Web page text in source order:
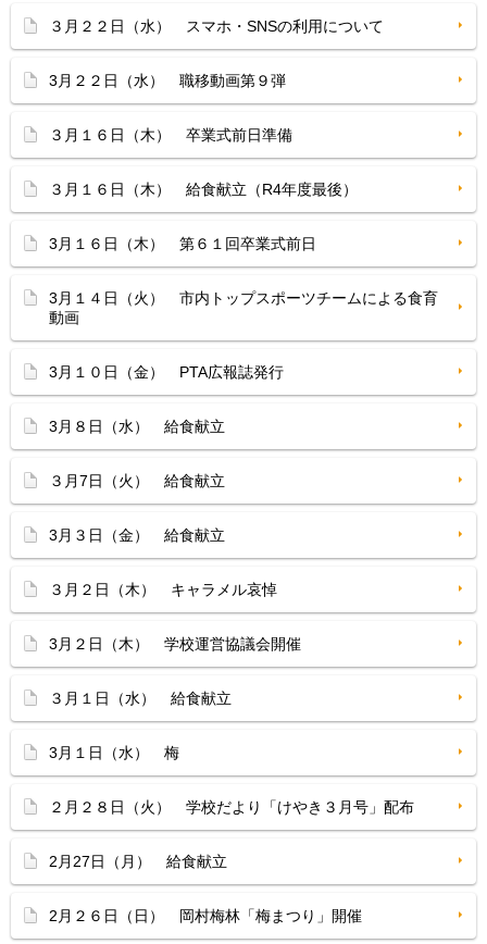
３月２２日（水） スマホ・SNSの利用について
3月２２日（水） 職移動画第９弾
３月１６日（木） 卒業式前日準備
３月１６日（木） 給食献立（R4年度最後）
3月１６日（木） 第６１回卒業式前日
3月１４日（火） 市内トップスポーツチームによる食育
動画
3月１０日（金） PTA広報誌発行
3月８日（水） 給食献立
３月7日（火） 給食献立
3月３日（金） 給食献立
３月２日（木） キャラメル哀悼
3月２日（木） 学校運営協議会開催
３月１日（水） 給食献立
3月１日（水） 梅
２月２８日（火） 学校だより「けやき３月号」配布
2月27日（月） 給食献立
2月２６日（日） 岡村梅林「梅まつり」開催